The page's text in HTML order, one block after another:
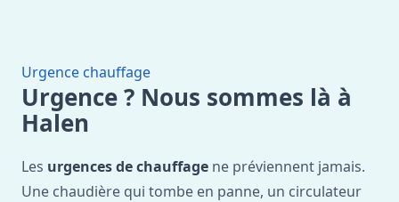
Urgence chauffage
Urgence ? Nous sommes là à
Halen
Les urgences de chauffage ne préviennent jamais.
Une chaudière qui tombe en panne, un circulateur